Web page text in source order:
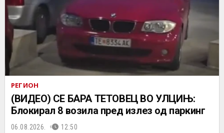
РЕГИОН
(ВИДЕО) СЕ БАРА ТЕТОВЕЦ ВО УЛЦИЊ:
Блокирал 8 возила пред излез од паркинг
06.08.2026. 12:50